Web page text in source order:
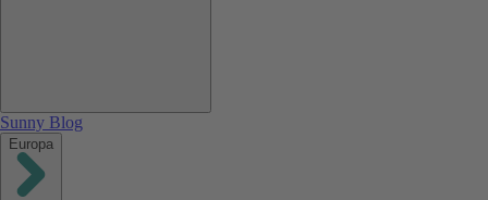
Sunny Blog
Europa